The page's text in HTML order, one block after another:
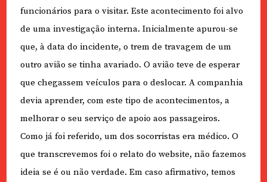
funcionários para o visitar. Este acontecimento foi alvo
de uma investigação interna. Inicialmente apurou-se
que, à data do incidente, o trem de travagem de um
outro avião se tinha avariado. O avião teve de esperar
que chegassem veículos para o deslocar. A companhia
devia aprender, com este tipo de acontecimentos, a
melhorar o seu serviço de apoio aos passageiros.
Como já foi referido, um dos socorristas era médico. O
que transcrevemos foi o relato do website, não fazemos
ideia se é ou não verdade. Em caso afirmativo, temos